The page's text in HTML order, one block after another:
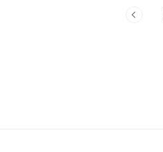
리도록 하겠습니다. 전세권 설정이란?